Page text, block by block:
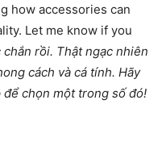
how accessories can
Let me know if you
chắn rồi. Thật ngạc nhiên
cách và cá tính. Hãy
chọn một trong số đó!